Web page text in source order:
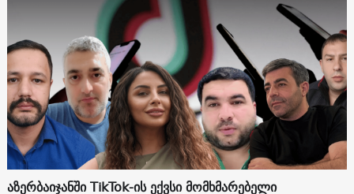
აზერბაიჯანში TikTok-ის ექვსი მომხმარებელი